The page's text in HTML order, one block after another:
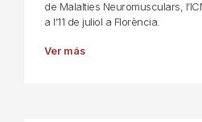
de Malalties Neuromusculars,
a l’11 de juliol a Florència.
Ver más